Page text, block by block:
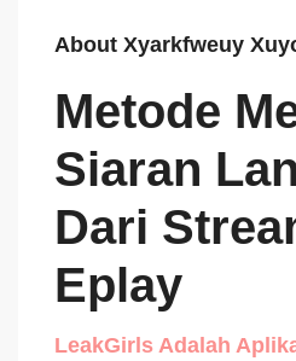
About Xyarkfweuy
Metode
Siaran
Dari
Eplay
LeakGirls Adalah